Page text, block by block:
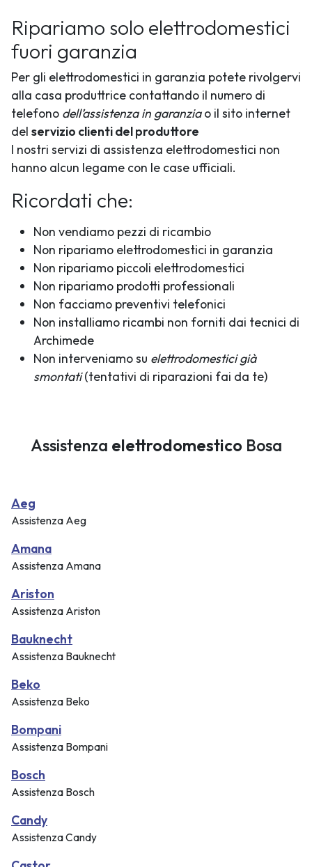
Ripariamo solo elettrodomestici
fuori garanzia
Per gli elettrodomestici in garanzia potete rivolgervi
alla casa produttrice contattando il numero di
telefono dell’assistenza in garanziao il sito internet
del servizio clienti del produttore
I nostri servizi di assistenza elettrodomestici non
hanno alcun legame con le case ufficiali.
Ricordati che:
Non vendiamo pezzi di ricambio
Non ripariamo elettrodomestici in garanzia
Non ripariamo piccoli elettrodomestici
Non ripariamo prodotti professionali
Non facciamo preventivi telefonici
Non installiamo ricambi non forniti dai tecnici di
Archimede
Non interveniamo su elettrodomestici già
smontati(tentativi di riparazioni fai da te)
Assistenza elettrodomestico Bosa
Aeg
Assistenza Aeg
Amana
Assistenza Amana
Ariston
Assistenza Ariston
Bauknecht
Assistenza Bauknecht
Beko
Assistenza Beko
Bompani
Assistenza Bompani
Bosch
Assistenza Bosch
Candy
Assistenza Candy